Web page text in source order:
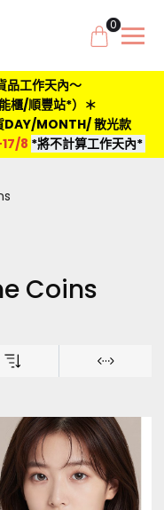
0
品工作天內～
櫃/順豐站*）＊
DAY/MONTH/ 散光款
8 *將不計算工作天內*
Coins